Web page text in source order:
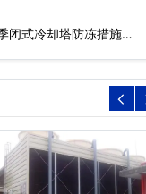
闭式冷却塔防冻措施…